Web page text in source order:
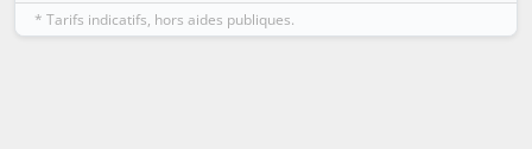
* Tarifs indicatifs, hors aides publiques.